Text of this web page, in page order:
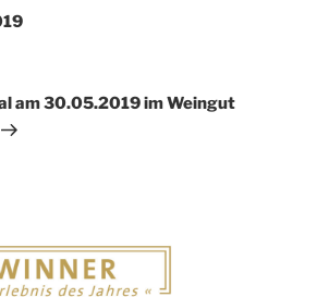
am 30.05.2019 im Weingut